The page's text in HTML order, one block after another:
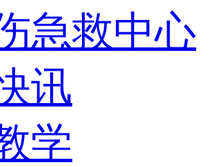
急救中心
讯
学